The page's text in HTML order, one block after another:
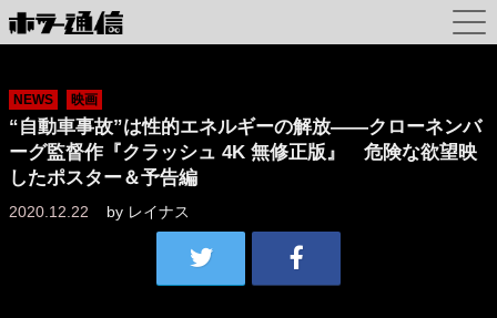
NEWS 映画
“自動車事故”は性的エネルギーの解放――クローネンバ
ーグ監督作『クラッシュ 4K 無修正版』 危険な欲望映
したポスター＆予告編
2020.12.22 by レイナス